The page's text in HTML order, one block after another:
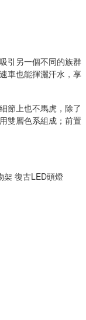
引另一個不同的族群
車也能揮灑汗水，享
節上也不馬虎，除了
雙層色系組成；前置
架 復古LED頭燈